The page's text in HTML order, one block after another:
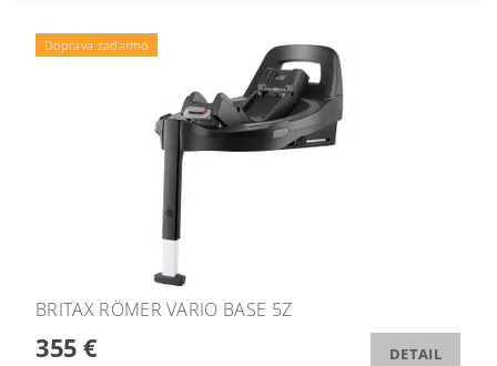
Doprava zadarmo
BRITAX RÖMER VARIO BASE 5Z
355 € DETAIL